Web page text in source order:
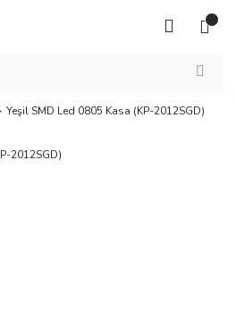
Yeşil SMD Led 0805 Kasa (KP-2012SGD)